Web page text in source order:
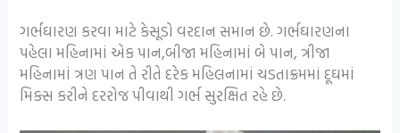
ગર્ભઘારણ કરવા માટે કેસૂડો વરદાન સમાન છે. ગર્ભઘારણના
પહેલા મહિનામાં એક પાન,બીજા મહિનામાં બે પાન, ત્રીજા
મહિનામાં ત્રણ પાન તે રીતે દરેક મહિલનામાં ચડતાક્રમમાં દૂઘમાં
મિક્સ કરીને દરરોજ પીવાથી ગર્ભ સુરક્ષિત રહે છે.